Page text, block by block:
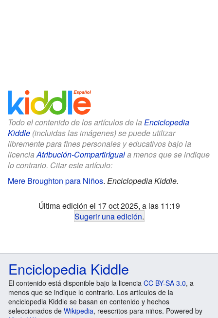
Todo el contenido de los artículos de la Enciclopedia
Kiddle (incluidas las imágenes) se puede utilizar
libremente para fines personales y educativos bajo la
licenciaAtribución-CompartirIguala menos que se indique
lo contrario. Citar este artículo:
Mere Broughton para Niños. Enciclopedia Kiddle.
Última edición el 17 oct 2025, a las 11:19
Sugerir una edición.
Enciclopedia Kiddle
El contenido está disponible bajo la licencia CC BY-SA 3.0, a
menos que se indique lo contrario. Los artículos de la
enciclopedia Kiddle se basan en contenido y hechos
seleccionados de Wikipedia, reescritos para niños. Powered by